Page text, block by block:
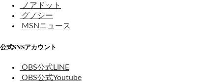
ノアドット
グノシー
MSNニュース
公式SNSアカウント
OBS公式LINE
OBS公式Youtube